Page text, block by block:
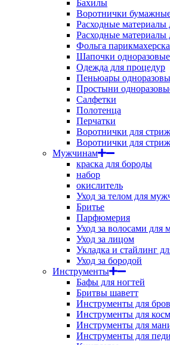
Бахилы
Воротнички
Расходные
Расходные материалы
Фольга
Шапочки одноразовые
Одежда для процедур
Пеньюары
Простыни
Салфетки
Полотенца
Перчатки
Воротнички для
Воротнички для
Мужчинам
краска для бороды
набор
окислитель
Уход за телом для
Бритье
Парфюмерия
Уход за волосами для
Уход за лицом
Укладка и стайлинг
Уход за бородой
Инструменты
Бафы для ногтей
Бритвы шаветт
Инструменты для
Инструменты для
Инструменты для
Инструменты для